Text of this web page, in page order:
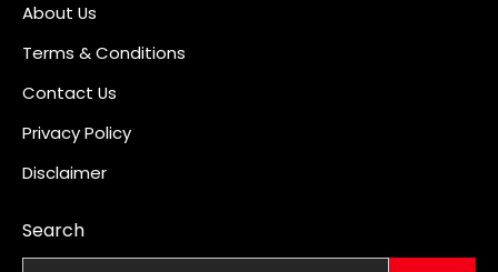
About Us
Terms & Conditions
Contact Us
Privacy Policy
Disclaimer
Search